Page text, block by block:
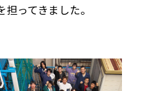
ってきました。